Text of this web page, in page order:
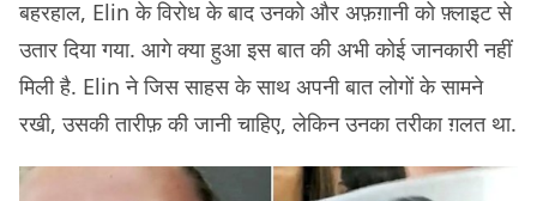
बहरहाल, Elin के विरोध के बाद उनको और अफ़ग़ानी को फ़्लाइट से
उतार दिया गया. आगे क्या हुआ इस बात की अभी कोई जानकारी नहीं
मिली है. Elin ने जिस साहस के साथ अपनी बात लोगों के सामने
रखी, उसकी तारीफ़ की जानी चाहिए, लेकिन उनका तरीका ग़लत था.